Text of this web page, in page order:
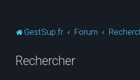
GestSup.fr Forum
Rechercher